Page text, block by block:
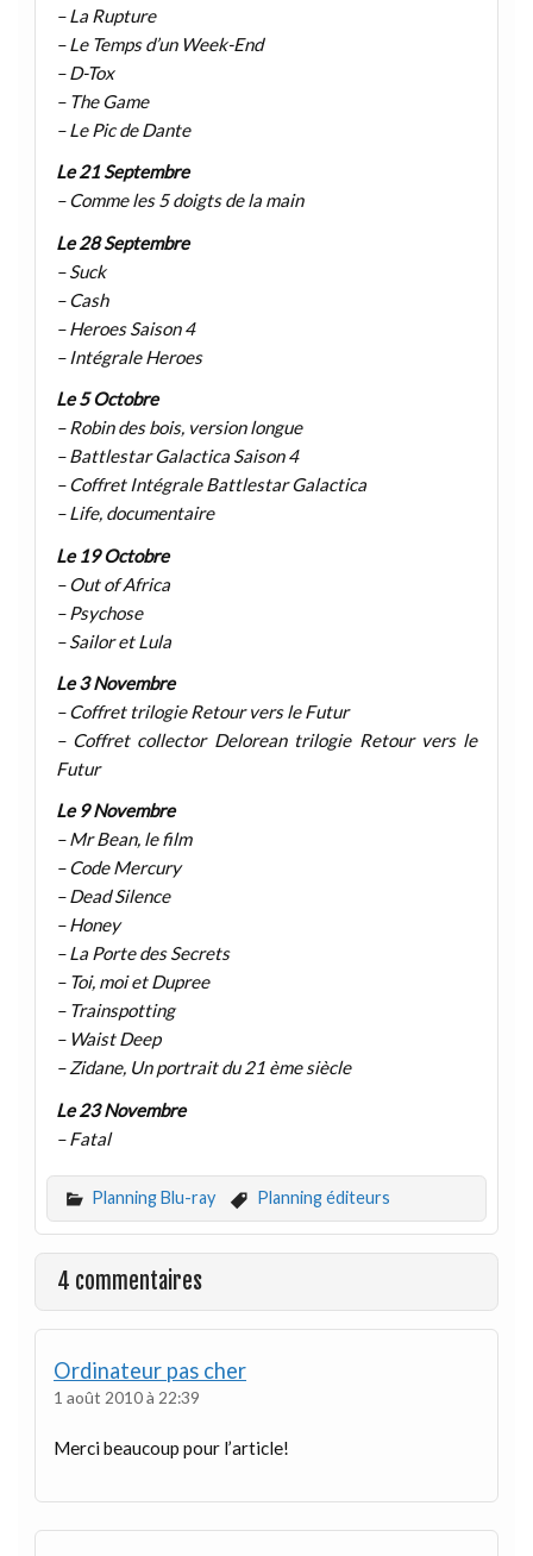
– La Rupture
– Le Temps d’un Week-End
– D-Tox
– The Game
– Le Pic de Dante
Le 21 Septembre
– Comme les 5 doigts de la main
Le 28 Septembre
– Suck
– Cash
– Heroes Saison 4
– Intégrale Heroes
Le 5 Octobre
– Robin des bois, version longue
– Battlestar Galactica Saison 4
– Coffret Intégrale Battlestar Galactica
– Life, documentaire
Le 19 Octobre
– Out of Africa
– Psychose
– Sailor et Lula
Le 3 Novembre
– Coffret trilogie Retour vers le Futur
– Coffret collector Delorean trilogie Retour vers le
Futur
Le 9 Novembre
– Mr Bean, le film
– Code Mercury
– Dead Silence
– Honey
– La Porte des Secrets
– Toi, moi et Dupree
– Trainspotting
– Waist Deep
– Zidane, Un portrait du 21 ème siècle
Le 23 Novembre
– Fatal
Planning Blu-ray Planning éditeurs
4 commentaires
Ordinateur pas cher
1 août 2010 à 22:39
Merci beaucoup pour l’article!